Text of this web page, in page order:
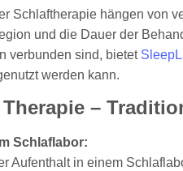
Schlaftherapie hängen von
und die Dauer der
verbunden sind, bietet
werden kann.
–
Schlaflabor:
Aufenthalt in einem